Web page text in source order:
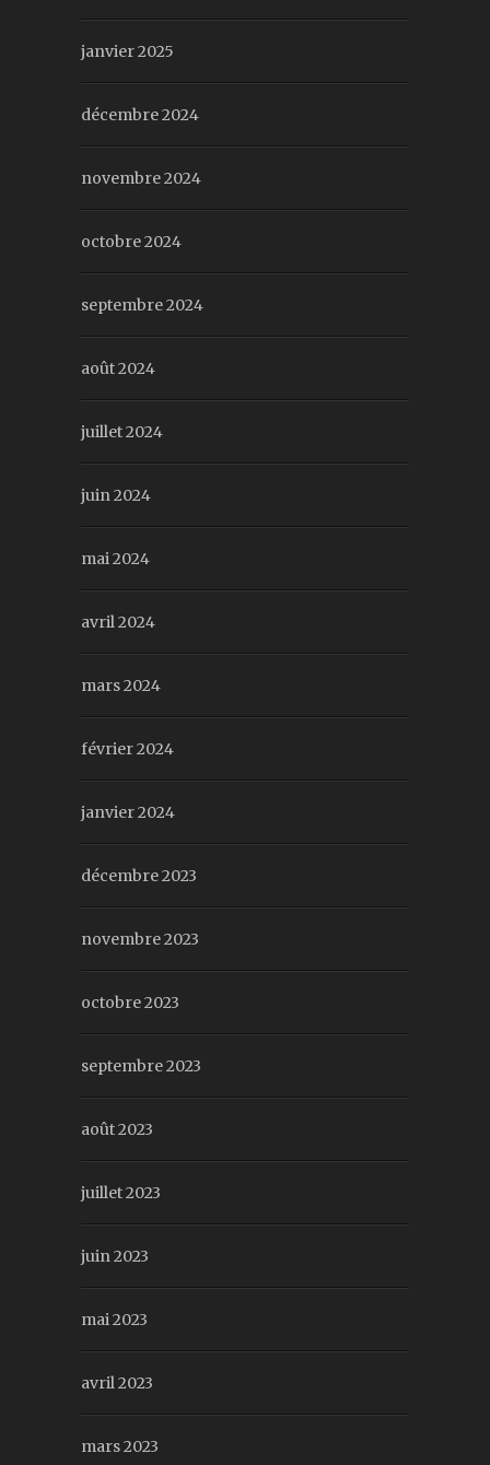
janvier 2025
décembre 2024
novembre 2024
octobre 2024
septembre 2024
août 2024
juillet 2024
juin 2024
mai 2024
avril 2024
mars 2024
février 2024
janvier 2024
décembre 2023
novembre 2023
octobre 2023
septembre 2023
août 2023
juillet 2023
juin 2023
mai 2023
avril 2023
mars 2023